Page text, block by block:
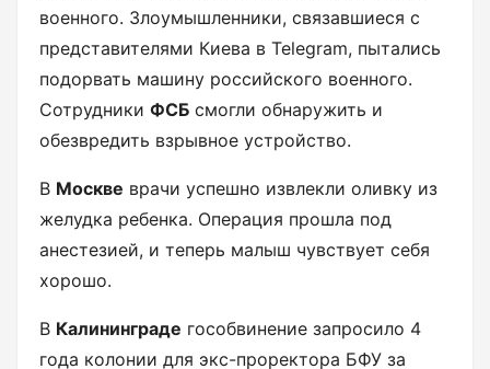
военного. Злоумышленники, связавшиеся с
представителями Киева в Telegram, пытались
подорвать машину российского военного.
Сотрудники ФСБ смогли обнаружить и
обезвредить взрывное устройство.
В Москве врачи успешно извлекли оливку из
желудка ребенка. Операция прошла под
анестезией, и теперь малыш чувствует себя
хорошо.
В Калининграде гособвинение запросило 4
года колонии для экс-проректора БФУ за